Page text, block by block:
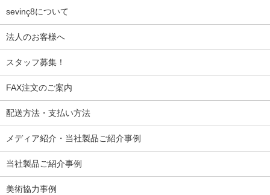
sevinç8について
法人のお客様へ
スタッフ募集！
FAX注文のご案内
配送方法・支払い方法
メディア紹介・当社製品ご紹介事例
当社製品ご紹介事例
美術協力事例